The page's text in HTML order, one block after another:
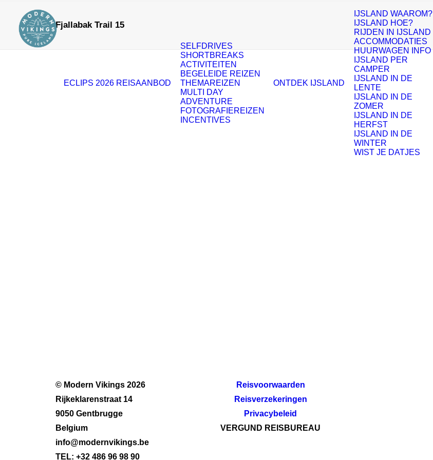
ECLIPS 2026 REISAANBOD
SELFDRIVES
SHORTBREAKS
ACTIVITEITEN
BEGELEIDE REIZEN
THEMAREIZEN
MULTI DAY
ADVENTURE
FOTOGRAFIEREIZEN
INCENTIVES
ONTDEK IJSLAND
IJSLAND WAAROM?
IJSLAND HOE?
RIJDEN IN IJSLAND
ACCOMMODATIES
HUURWAGEN INFO
IJSLAND PER
CAMPER
IJSLAND IN DE
LENTE
IJSLAND IN DE
ZOMER
IJSLAND IN DE
HERFST
IJSLAND IN DE
WINTER
WIST JE DATJES
Fjallabak Trail 15
© Modern Vikings 2026
Rijkeklarenstraat 14
9050 Gentbrugge
Belgium
info@modernvikings.be
TEL: +32 486 96 98 90
Reisvoorwaarden
Reisverzekeringen
Privacybeleid
VERGUND REISBUREAU